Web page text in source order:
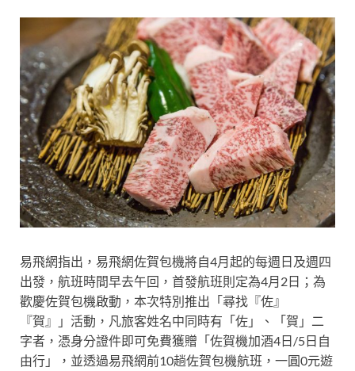
易飛網指出，易飛網佐賀包機將自4月起的每週日及週四
出發，航班時間早去午回，首發航班則定為4月2日；為
歡慶佐賀包機啟動，本次特別推出「尋找『佐』
『賀』」活動，凡旅客姓名中同時有「佐」、「賀」二
字者，憑身分證件即可免費獲贈「佐賀機加酒4日/5日自
由行」，並透過易飛網前10趟佐賀包機航班，一圓0元遊